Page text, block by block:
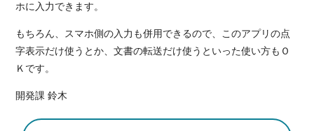
ホに入力できます。
もちろん、スマホ側の入力も併用できるので、このアプリの点
字表示だけ使うとか、文書の転送だけ使うといった使い方もＯ
Ｋです。
開発課 鈴木